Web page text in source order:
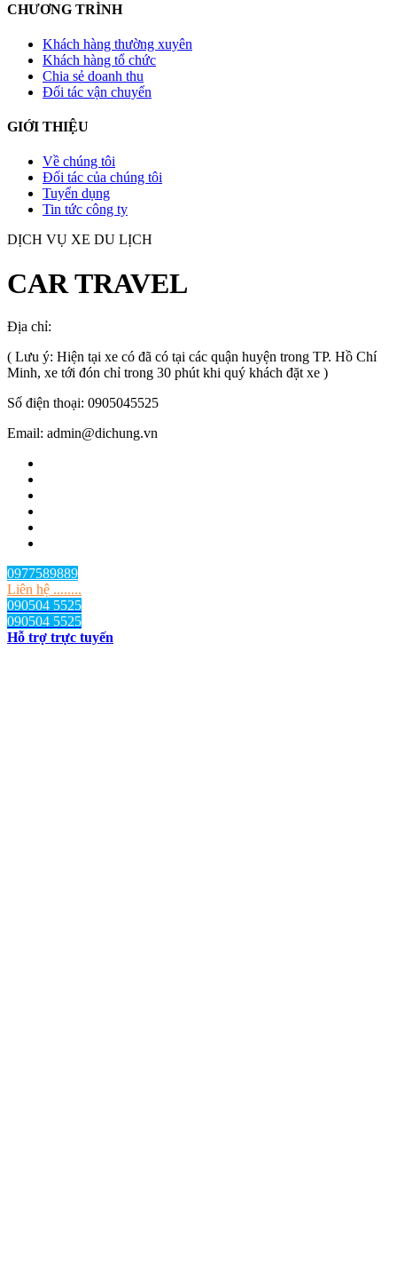
CHƯƠNG TRÌNH
Khách hàng thường xuyên
Khách hàng tổ chức
Chia sẻ doanh thu
Đối tác vận chuyển
GIỚI THIỆU
Về chúng tôi
Đối tác của chúng tôi
Tuyển dụng
Tin tức công ty
DỊCH VỤ XE DU LỊCH
CAR TRAVEL
Địa chỉ:
( Lưu ý: Hiện tại xe có đã có tại các quận huyện trong TP. Hồ Chí
Minh, xe tới đón chỉ trong 30 phút khi quý khách đặt xe )
Số điện thoại: 0905045525
Email: admin@dichung.vn
0977589889
Liên hệ ........
090504 5525
090504 5525
Hỗ trợ trực tuyến